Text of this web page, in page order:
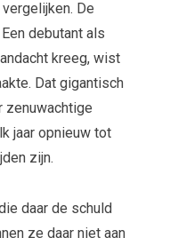
De
debutant als
kreeg, wist
Dat gigantisch
zenuwachtige
jaar opnieuw tot
zijn.
daar de schuld
ze daar niet aan